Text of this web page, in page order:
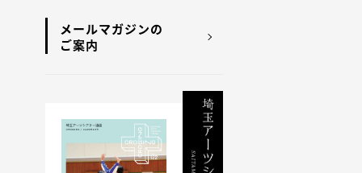
メールマガジンの
ご案内